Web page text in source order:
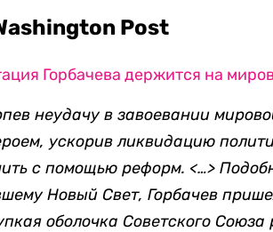
Post
Горбачева держится на
неудачу в завоевании
ускорив ликвидацию
с помощью реформ. <…>
Новый Свет, Горбачев
оболочка Советского